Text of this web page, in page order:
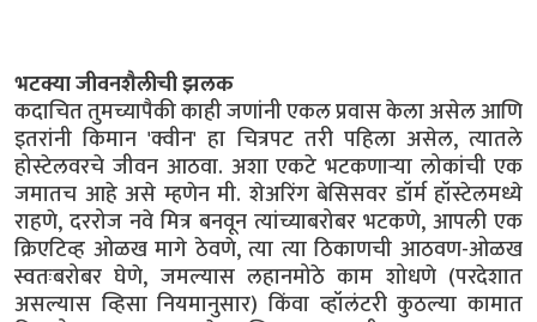
भटक्या जीवनशैलीची झलक
कदाचित तुमच्यापैकी काही जणांनी एकल प्रवास केला असेल आणि
इतरांनी किमान 'क्वीन' हा चित्रपट तरी पहिला असेल, त्यातले
होस्टेलवरचे जीवन आठवा. अशा एकटे भटकणाऱ्या लोकांची एक
जमातच आहे असे म्हणेन मी. शेअरिंग बेसिसवर डॉर्म हॉस्टेलमध्ये
राहणे, दररोज नवे मित्र बनवून त्यांच्याबरोबर भटकणे, आपली एक
क्रिएटिव्ह ओळख मागे ठेवणे, त्या त्या ठिकाणची आठवण-ओळख
स्वतःबरोबर घेणे, जमल्यास लहानमोठे काम शोधणे (परदेशात
असल्यास व्हिसा नियमानुसार) किंवा व्हॉलंटरी कुठल्या कामात